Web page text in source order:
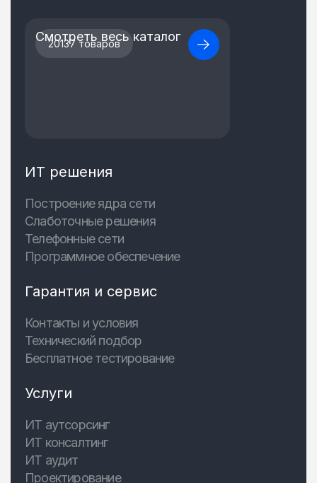
20137 товаров
Смотреть весь каталог
ИТ решения
Построение ядра сети
Слаботочные решения
Телефонные сети
Программное обеспечение
Гарантия и сервис
Контакты и условия
Технический подбор
Бесплатное тестирование
Услуги
ИТ аутсорсинг
ИТ консалтинг
ИТ аудит
Проектирование